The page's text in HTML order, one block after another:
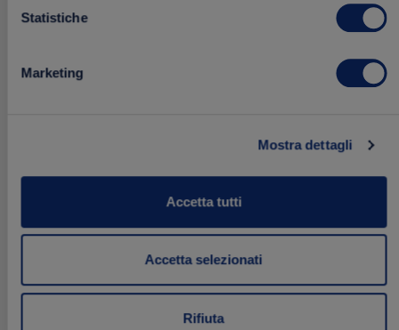
Statistiche
Marketing
Mostra dettagli
Accetta tutti
Accetta selezionati
Rifiuta
24.13 € Acquista
preferiti